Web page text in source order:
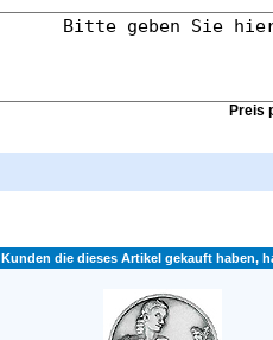
Preis
Kunden die dieses Artikel gekauft haben,